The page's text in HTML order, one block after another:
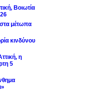
Βοιωτία
μέτωπα
κινδύνου
η
5